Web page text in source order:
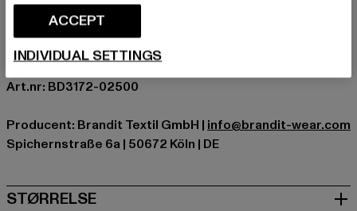
Farve: schwarz
Producentens farve: black/blue
Materialesammensætning: 100% Polyester, 100%
Bomuld
Art.nr: BD3172-02500
Producent: Brandit Textil GmbH | info@brandit-wear.com
Spichernstraße 6a | 50672 Köln | DE
STØRRELSE
ACCEPT
INDIVIDUAL SETTINGS